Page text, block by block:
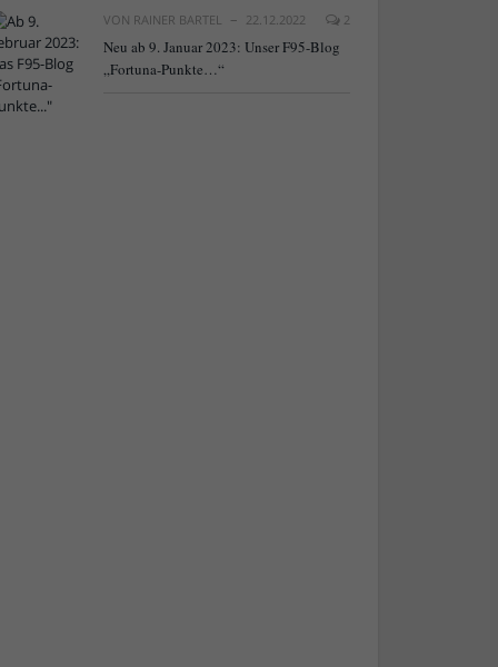
VON RAINER BARTEL 22.12.2022 2
Neu ab 9. Januar 2023: Unser F95-Blog
„Fortuna-Punkte…“